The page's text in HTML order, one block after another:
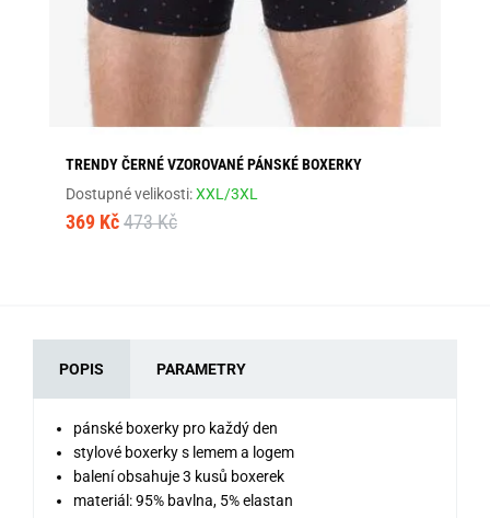
TRENDY ČERNÉ VZOROVANÉ PÁNSKÉ BOXERKY
Dostupné velikosti:XXL/3XL
369 Kč 473 Kč
POPIS PARAMETRY
pánské boxerky pro každý den
stylové boxerky s lemem a logem
balení obsahuje 3 kusů boxerek
materiál: 95% bavlna, 5% elastan